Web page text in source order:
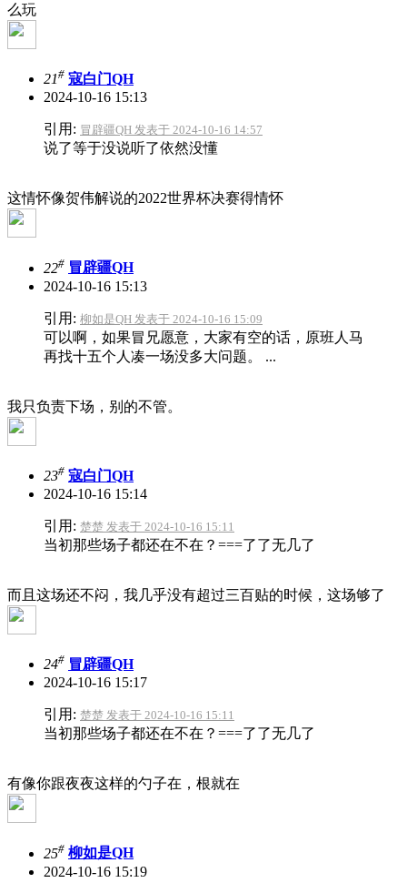
么玩
21# 寇白门QH
2024-10-16 15:13
引用: 冒辟疆QH 发表于 2024-10-16 14:57
说了等于没说听了依然没懂
这情怀像贺伟解说的2022世界杯决赛得情怀
22# 冒辟疆QH
2024-10-16 15:13
引用: 柳如是QH 发表于 2024-10-16 15:09
可以啊，如果冒兄愿意，大家有空的话，原班人马
再找十五个人凑一场没多大问题。 ...
我只负责下场，别的不管。
23# 寇白门QH
2024-10-16 15:14
引用: 楚楚 发表于 2024-10-16 15:11
当初那些场子都还在不在？===了了无几了
而且这场还不闷，我几乎没有超过三百贴的时候，这场够了
24# 冒辟疆QH
2024-10-16 15:17
引用: 楚楚 发表于 2024-10-16 15:11
当初那些场子都还在不在？===了了无几了
有像你跟夜夜这样的勺子在，根就在
25# 柳如是QH
2024-10-16 15:19